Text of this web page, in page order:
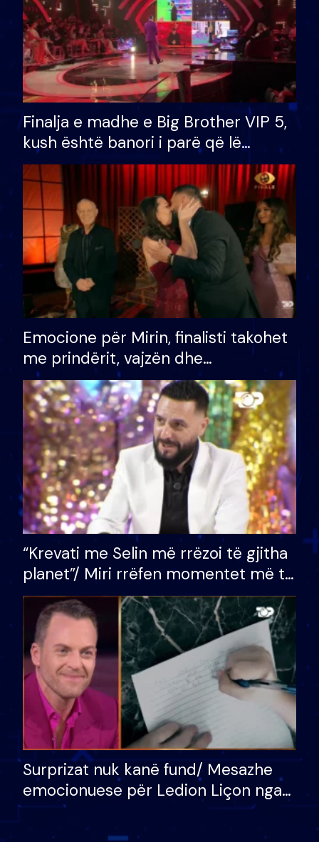
Finalja e madhe e Big Brother VIP 5,
kush është banori i parë që lë
shtëpinë dhe humb mundësinë për
të fituar çmimin e madh
Emocione për Mirin, finalisti takohet
me prindërit, vajzën dhe
bashkëshorten: S’kemi ndonjë letër
divorci apo jo?
“Krevati me Selin më rrëzoi të gjitha
planet”/ Miri rrëfen momentet më të
bukura në shtëpinë e BB VIP: Do më
mungojë zilja e mëngjesit kur…
Surprizat nuk kanë fund/ Mesazhe
emocionuese për Ledion Liçon nga
nëna dhe fëmijët e tij, moderatori
nuk i mban dot lotët: Nuk meritoj…